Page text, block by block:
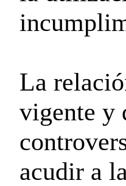
La
vigente y
acudir a